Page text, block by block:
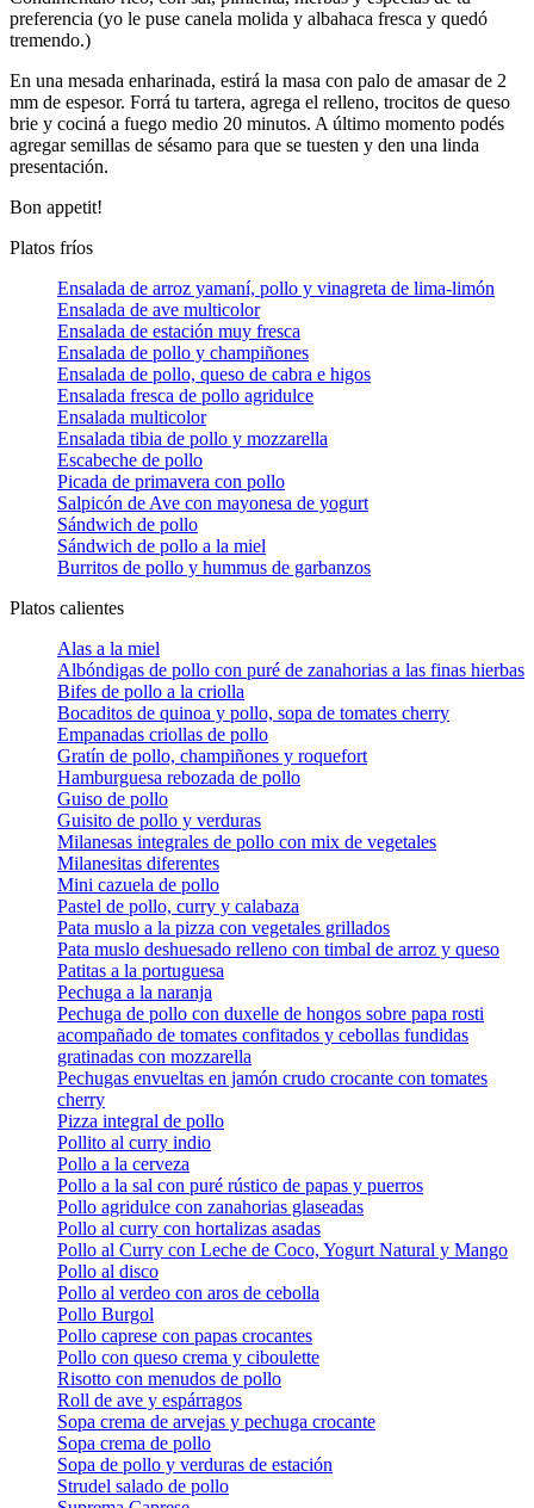
preferencia (yo le puse canela molida y albahaca fresca y quedó
tremendo.)
En una mesada enharinada, estirá la masa con palo de amasar de 2
mm de espesor. Forrá tu tartera, agrega el relleno, trocitos de queso
brie y cociná a fuego medio 20 minutos. A último momento podés
agregar semillas de sésamo para que se tuesten y den una linda
presentación.
Bon appetit!
Platos fríos
Ensalada de arroz yamaní, pollo y vinagreta de lima-limón
Ensalada de ave multicolor
Ensalada de estación muy fresca
Ensalada de pollo y champiñones
Ensalada de pollo, queso de cabra e higos
Ensalada fresca de pollo agridulce
Ensalada multicolor
Ensalada tibia de pollo y mozzarella
Escabeche de pollo
Picada de primavera con pollo
Salpicón de Ave con mayonesa de yogurt
Sándwich de pollo
Sándwich de pollo a la miel
Burritos de pollo y hummus de garbanzos
Platos calientes
Alas a la miel
Albóndigas de pollo con puré de zanahorias a las finas hierbas
Bifes de pollo a la criolla
Bocaditos de quinoa y pollo, sopa de tomates cherry
Empanadas criollas de pollo
Gratín de pollo, champiñones y roquefort
Hamburguesa rebozada de pollo
Guiso de pollo
Guisito de pollo y verduras
Milanesas integrales de pollo con mix de vegetales
Milanesitas diferentes
Mini cazuela de pollo
Pastel de pollo, curry y calabaza
Pata muslo a la pizza con vegetales grillados
Pata muslo deshuesado relleno con timbal de arroz y queso
Patitas a la portuguesa
Pechuga a la naranja
Pechuga de pollo con duxelle de hongos sobre papa rosti
acompañado de tomates confitados y cebollas fundidas
gratinadas con mozzarella
Pechugas envueltas en jamón crudo crocante con tomates
cherry
Pizza integral de pollo
Pollito al curry indio
Pollo a la cerveza
Pollo a la sal con puré rústico de papas y puerros
Pollo agridulce con zanahorias glaseadas
Pollo al curry con hortalizas asadas
Pollo al Curry con Leche de Coco, Yogurt Natural y Mango
Pollo al disco
Pollo al verdeo con aros de cebolla
Pollo Burgol
Pollo caprese con papas crocantes
Pollo con queso crema y ciboulette
Risotto con menudos de pollo
Roll de ave y espárragos
Sopa crema de arvejas y pechuga crocante
Sopa crema de pollo
Sopa de pollo y verduras de estación
Strudel salado de pollo